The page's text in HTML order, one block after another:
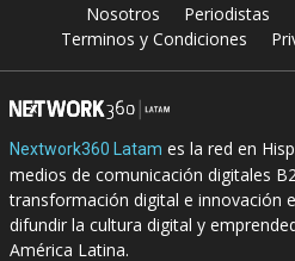
Nosotros Periodistas
Terminos y Condiciones
Nextwork360 Latam es la red en
medios de comunicación digitales
transformación digital e innovación
difundir la cultura digital y
América Latina.